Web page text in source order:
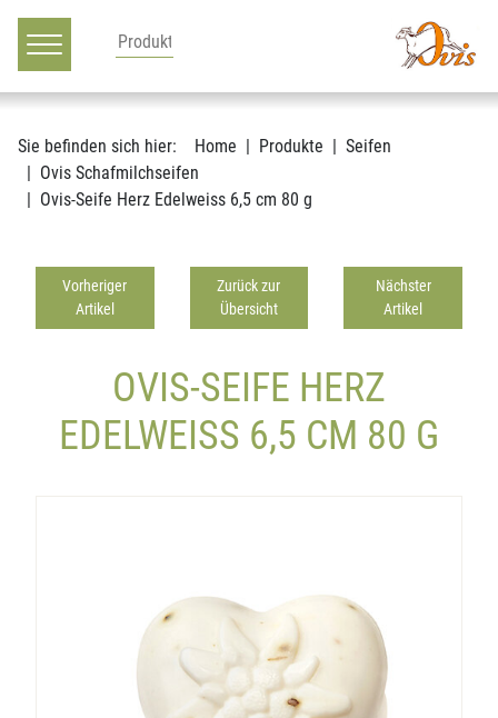
Hauptnavigation
Zum Inhalt
Sie befinden sich hier: Home Produkte
Seifen
Ovis Schafmilchseifen
Ovis-Seife Herz Edelweiss 6,5 cm 80 g
Vorheriger
Artikel
Zurück zur
Übersicht
Nächster
Artikel
OVIS-SEIFE HERZ
EDELWEISS 6,5 CM 80 G